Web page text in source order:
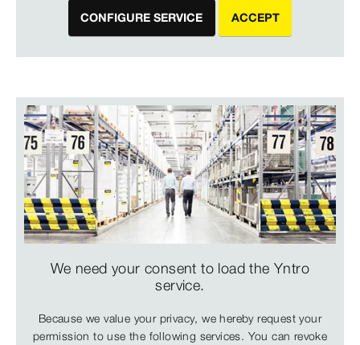
CONFIGURE SERVICE ACCEPT
We need your consent to load the Yntro
service.
Because we value your privacy, we hereby request your
permission to use the following services. You can revoke